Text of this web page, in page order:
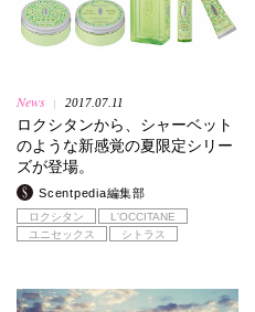
News | 2017.07.11
ロクシタンから、シャーベット
のような新感覚の夏限定シリー
ズが登場。
Scentpedia編集部
ロクシタン
L'OCCITANE
ユニセックス
シトラス